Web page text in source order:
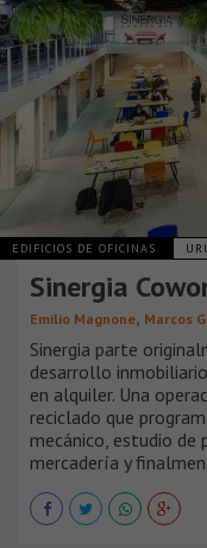
EDIFICIOS DE OFICINAS
Sinergia
Emilio Magnone, Marcos
Sinergia parte
desarrollo
en alquiler. Una
reciclado que
mecánico, estudio de
mercadería y